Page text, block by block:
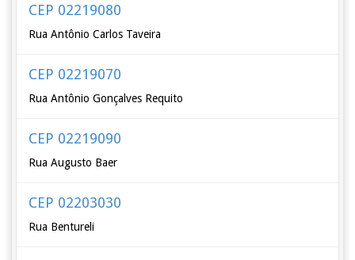
CEP 02219080
Rua Antônio Carlos Taveira
CEP 02219070
Rua Antônio Gonçalves Requito
CEP 02219090
Rua Augusto Baer
CEP 02203030
Rua Bentureli